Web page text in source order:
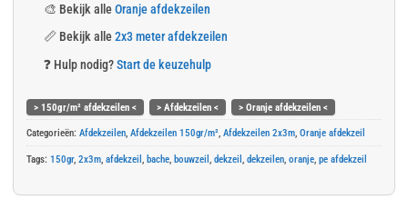
🎨 Bekijk alleOranje afdekzeilen
📏 Bekijk alle 2x3 meter afdekzeilen
❓ Hulp nodig? Start de keuzehulp
> 150gr/m² afdekzeilen < > Afdekzeilen <
> Oranje afdekzeilen <
Categorieën: Afdekzeilen Afdekzeilen 150gr/m² Afdekzeilen 2x3m Oranje afdekzeil
Tags: 150gr, 2x3m afdekzeil bache bouwzeil dekzeil dekzeilen oranje pe afdekzeil